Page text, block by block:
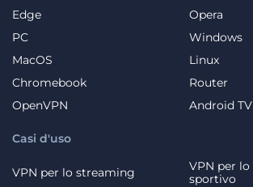
Edge
Opera
PC
Windows
MacOS
Linux
Chromebook
Router
OpenVPN
Android TV
Casi d'uso
VPN per lo streaming
VPN per
sportivo